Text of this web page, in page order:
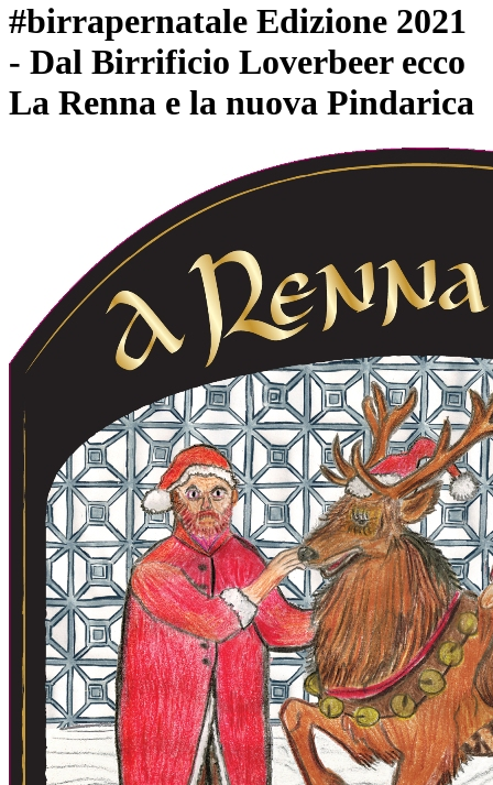
#birrapernatale Edizione 2021
- Dal Birrificio Loverbeer ecco
La Renna e la nuova Pindarica